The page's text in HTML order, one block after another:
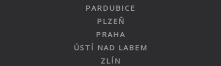
PARDUBICE
PLZEŇ
PRAHA
ÚSTÍ NAD LABEM
ZLÍN